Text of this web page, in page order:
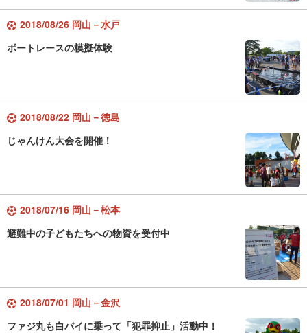
2018/08/26 岡山－水戸
ボートレースの模擬体験
2018/08/22 岡山－徳島
じゃんけん大会を開催！
2018/07/16 岡山－松本
避難中の子どもたちへの物資を受付中
2018/07/01 岡山－金沢
ファジ丸も白バイに乗って「犯罪抑止」活動中！